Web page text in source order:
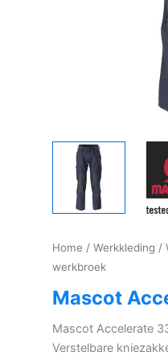
Home / Werkkleding /
werkbroek
Mascot
Mascot Accelerate
Verstelbare